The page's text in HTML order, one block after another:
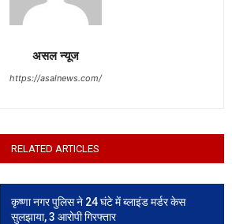
असल न्यूज
https://asalnews.com/
RELATED ARTICLES
कृष्णा नगर पुलिस ने 24 घंटे में ब्लाइंड मर्डर केस
सुलझाया, 3 आरोपी गिरफ्तार